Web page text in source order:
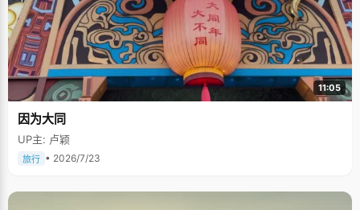
11:05
因为大同
UP主: 卢颖
旅行 • 2026/7/23